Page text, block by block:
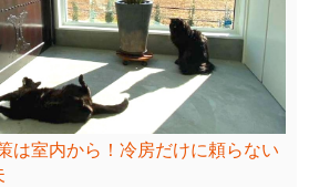
は室内から！冷房だけに頼らない